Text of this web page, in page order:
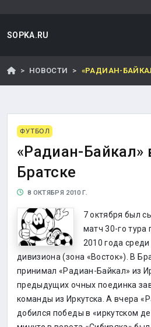
SOPKA.RU
НОВОСТИ «РАДИАН-
ФУТБОЛ
«Радиан-Байкал»
Братске
8 ОКТЯБРЯ 2010 Г.
7 октября был
матч 30-го тура
2010 года
дивизиона (зона «Восток»). В
принимал «Радиан-Байкал» из
предыдущих очных поединка
команды из Иркутска. А вчера
добился победы в «иркутском